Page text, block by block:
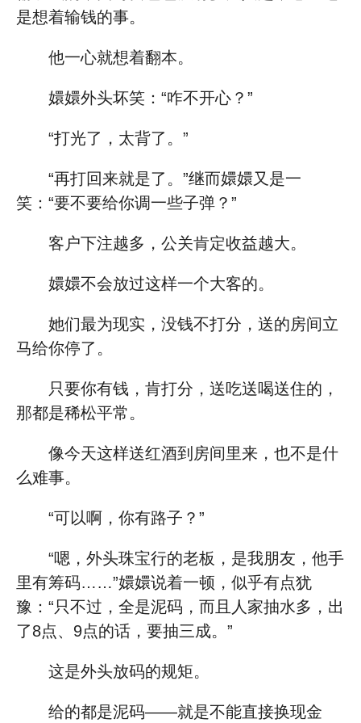
是想着输钱的事。
他一心就想着翻本。
嬛嬛外头坏笑：“咋不开心？”
“打光了，太背了。”
“再打回来就是了。”继而嬛嬛又是一
笑：“要不要给你调一些子弹？”
客户下注越多，公关肯定收益越大。
嬛嬛不会放过这样一个大客的。
她们最为现实，没钱不打分，送的房间立
马给你停了。
只要你有钱，肯打分，送吃送喝送住的，
那都是稀松平常。
像今天这样送红酒到房间里来，也不是什
么难事。
“可以啊，你有路子？”
“嗯，外头珠宝行的老板，是我朋友，他手
里有筹码……”嬛嬛说着一顿，似乎有点犹
豫：“只不过，全是泥码，而且人家抽水多，出
了8点、9点的话，要抽三成。”
这是外头放码的规矩。
给的都是泥码——就是不能直接换现金